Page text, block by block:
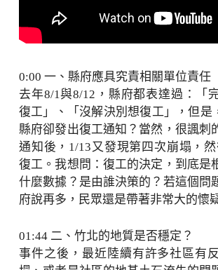
0:00 一、縣府應具究責相關單位責任
去年8/1與8/12，縣府都表達過：「
復工」、「沒解決別想復工」，但是
縣府卻發出復工通知？當然，很諷刺
通知後，1/13又發現第四次崩塌，
復工。我想問：復工的決定，到底是
什麼數據？是由誰決策的？若這個問
府說再多，民眾還是帶著非常大的懷
01:44 二、竹北的地質是否穩定？
事件之後，最近陸續有許多社區有